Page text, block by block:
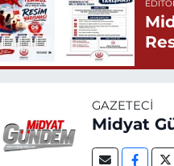
GAZETECI
Midyat